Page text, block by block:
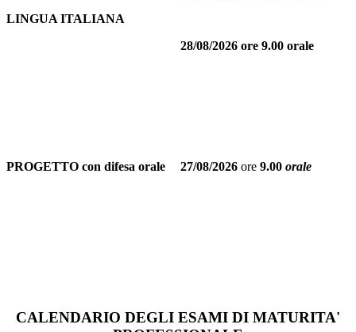
LINGUA ITALIANA
28/08/2026 ore 9.00 orale
PROGETTO con difesa orale 27/08/2026 ore 9.00 orale
CALENDARIO DEGLI ESAMI DI MATURITA'